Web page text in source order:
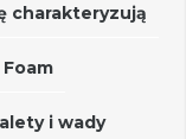
charakteryzują
i wady